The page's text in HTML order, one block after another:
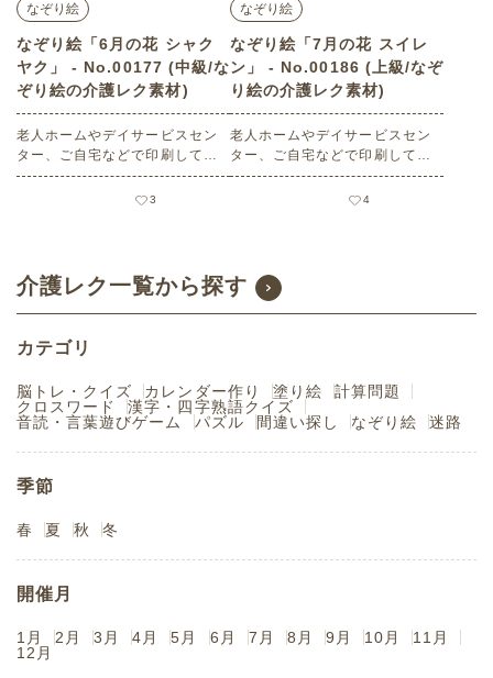
なぞり絵
なぞり絵「6月の花 シャク
ヤク」 - No.00177 (中級/な
ぞり絵の介護レク素材)
老人ホームやデイサービスセン
ター、ご自宅などで印刷してお
使いいただける無料の高齢者向
け介護レク素材（なぞり絵・中
3
なぞり絵
なぞり絵「7月の花 スイレ
ン」 - No.00186 (上級/なぞ
り絵の介護レク素材)
老人ホームやデイサービスセン
ター、ご自宅などで印刷してお
使いいただける無料の高齢者向
け介護レク素材（なぞり絵・上
4
介護レク一覧から探す
カテゴリ
脳トレ・クイズ カレンダー作り 塗り絵
計算問題
クロスワード
漢字・四字熟語クイズ
音読・言葉遊びゲーム
パズル 間違い探し なぞり絵 迷路
季節
春 夏 秋 冬
開催月
1月 2月 3月 4月 5月 6月 7月 8月 9月 10月
11月
12月